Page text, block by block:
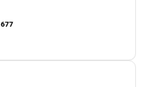
677